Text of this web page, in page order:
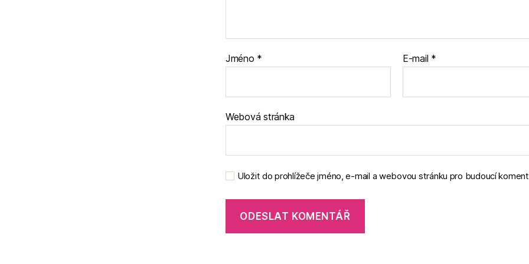
Jméno * E-mail *
Webová stránka
Uložit do prohlížeče jméno, e-mail a webovou stránku pro budoucí